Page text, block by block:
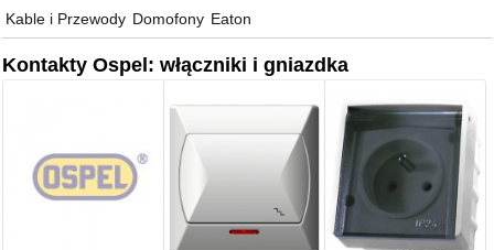
Kable i Przewody Domofony Eaton
Kontakty Ospel: włączniki i gniazdka